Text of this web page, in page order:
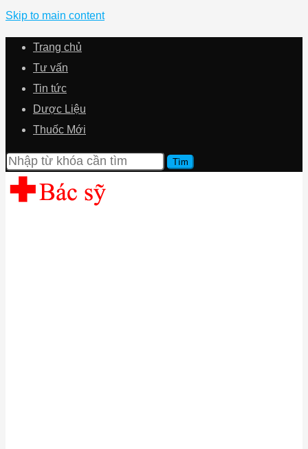
Skip to main content
Trang chủ
Tư vấn
Tin tức
Dược Liệu
Thuốc Mới